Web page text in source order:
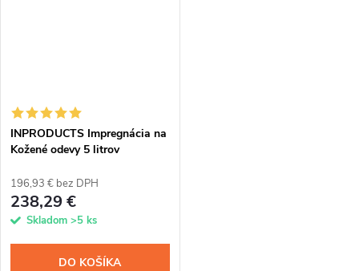
INPRODUCTS Impregnácia na
Kožené odevy 5 litrov
196,93 € bez DPH
238,29 €
Skladom >5 ks
DO KOŠÍKA